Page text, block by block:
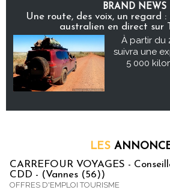
BRAND NEWS
Une route, des voix, un regard :
australien en direct sur
À partir du
suivra une
5 000
LES
CARREFOUR VOYAGES -
CDD - (Vannes (56))
OFFRES D'EMPLOI TOURISME